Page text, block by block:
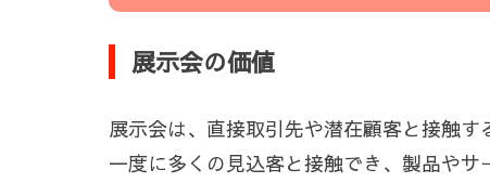
展示会の価値
展示会は、直接取引先や潜在顧客と接触す
一度に多くの見込客と接触でき、製品やサ